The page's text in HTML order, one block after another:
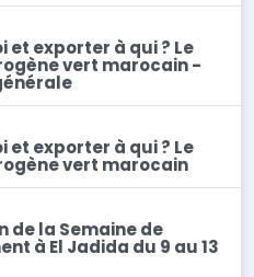
et exporter à qui ? Le
vert marocain -
et exporter à qui ? Le
vert marocain
de la Semaine de
à El Jadida du 9 au 13